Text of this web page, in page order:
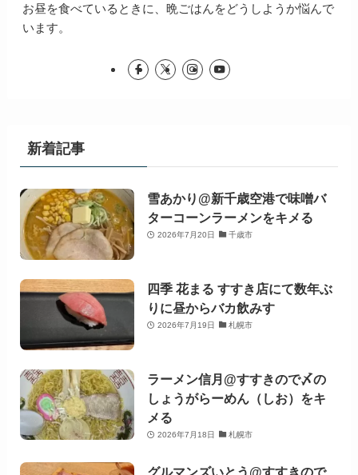
お昼を食べているときに、晩ごはんをどうしようか悩んで
います。
新着記事
雪あかり@新千歳空港で味噌バ
ターコーンラーメンをキメる
2026年7月20日 千歳市
四季 花まる すすき店にて数年ぶ
りに昼からバカ飲みす
2026年7月19日 札幌市
ラーメン信月@すすきので〆の
しょうがらーめん（しお）をキ
メる
2026年7月18日 札幌市
グルマンズいとう@すすきので